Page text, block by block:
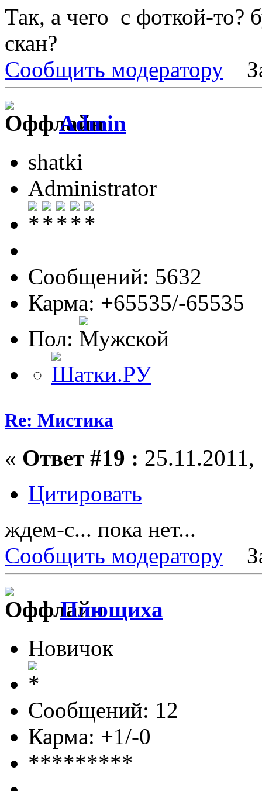
Так, а чего с фоткой-то?
скан?
Сообщить модератору
Admin
shatki
Administrator
Сообщений: 5632
Карма: +65535/-65535
Пол:
Re: Мистика
« Ответ #19 :
Цитировать
ждем-с... пока нет...
Сообщить модератору
Плющиха
Новичок
Сообщений: 12
Карма: +1/-0
*********